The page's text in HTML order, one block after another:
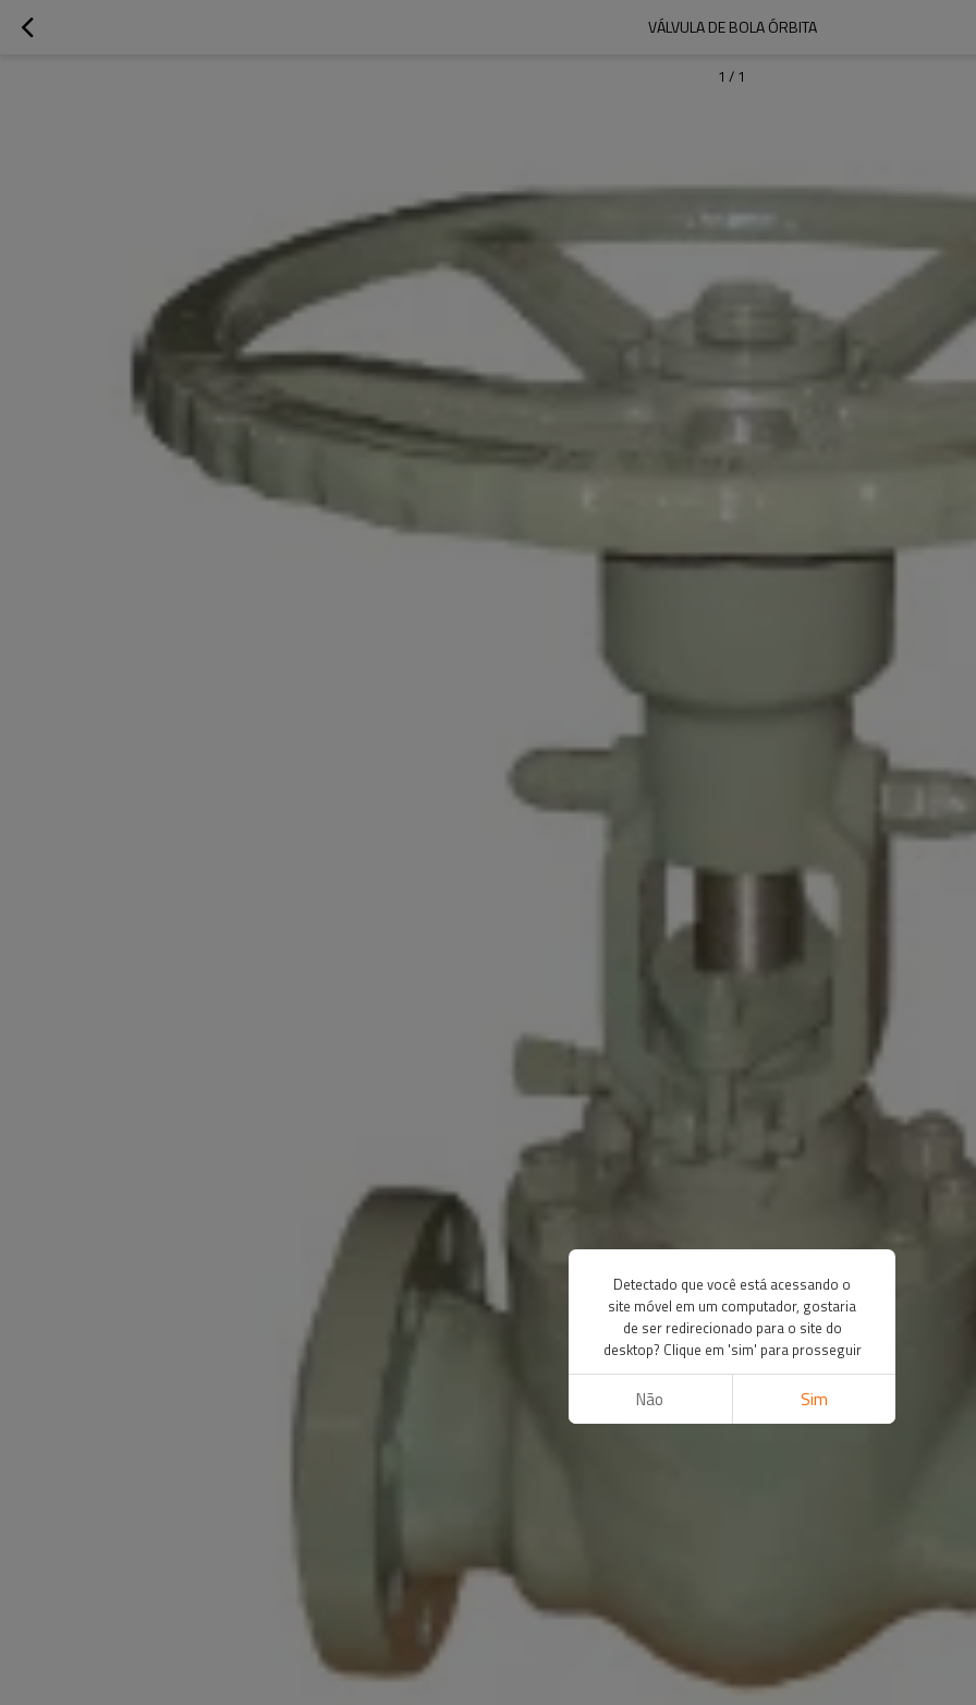
VÁLVULA DE BOLA ÓRBITA
1 / 1
Detectado que você está acessando o
site móvel em um computador, gostaria
de ser redirecionado para o site do
desktop? Clique em 'sim' para prosseguir
Não Sim